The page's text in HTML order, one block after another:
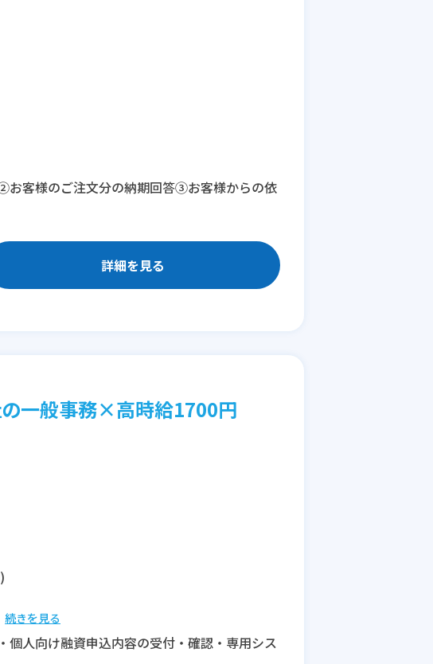
客様のご注文分の納期回答③お客様からの依
詳細を見る
一般事務×高時給1700円
続きを見る
人向け融資申込内容の受付・確認・専用シス